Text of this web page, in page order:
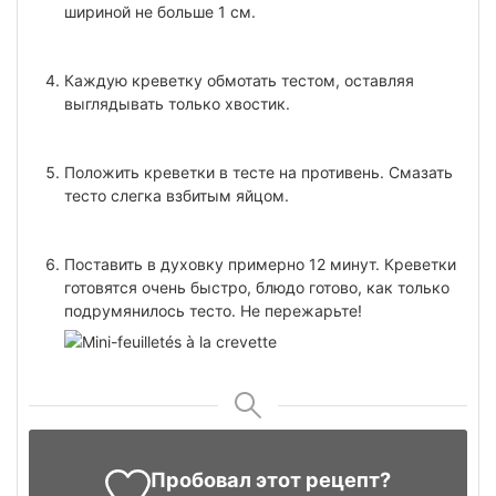
шириной не больше 1 см.
Каждую креветку обмотать тестом, оставляя
выглядывать только хвостик.
Положить креветки в тесте на противень. Смазать
тесто слегка взбитым яйцом.
Поставить в духовку примерно 12 минут. Креветки
готовятся очень быстро, блюдо готово, как только
подрумянилось тесто. Не пережарьте!
Пробовал этот рецепт?